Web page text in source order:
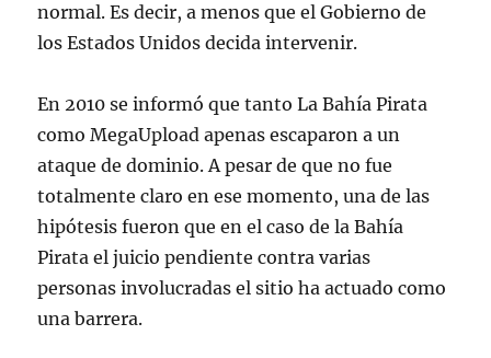
normal. Es decir, a menos que el Gobierno de
los Estados Unidos decida intervenir.
En 2010 se informó que tanto La Bahía Pirata
como MegaUpload apenas escaparon a un
ataque de dominio. A pesar de que no fue
totalmente claro en ese momento, una de las
hipótesis fueron que en el caso de la Bahía
Pirata el juicio pendiente contra varias
personas involucradas el sitio ha actuado como
una barrera.